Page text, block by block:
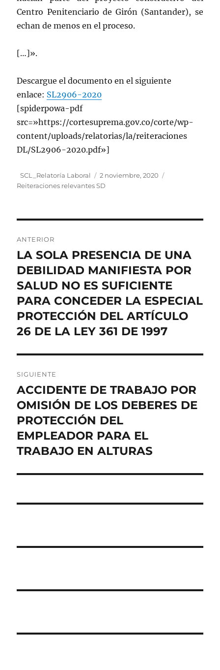
Centro Penitenciario de Girón (Santander), se
echan de menos en el proceso.
[…]».
Descargue el documento en el siguiente
enlace: SL2906-2020
[spiderpowa-pdf
src=»https://cortesuprema.gov.co/corte/wp-
content/uploads/relatorias/la/reiteraciones
DL/SL2906-2020.pdf»]
Autor
SCL_Relatoría Laboral
Publicado
el
2 noviembre, 2020
Reiteraciones relevantes SD
de
entradas
ANTERIOR
Entrada
anterior:
LA SOLA PRESENCIA DE UNA
DEBILIDAD MANIFIESTA POR
SALUD NO ES SUFICIENTE
PARA CONCEDER LA ESPECIAL
PROTECCIÓN DEL ARTÍCULO
26 DE LA LEY 361 DE 1997
SIGUIENTE
Entrada
siguiente:
ACCIDENTE DE TRABAJO POR
OMISIÓN DE LOS DEBERES DE
PROTECCIÓN DEL
EMPLEADOR PARA EL
TRABAJO EN ALTURAS